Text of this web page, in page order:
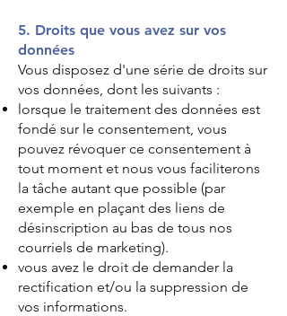
5. Droits que vous avez sur vos
données
Vous disposez d'une série de droits sur
vos données, dont les suivants :
lorsque le traitement des données est
fondé sur le consentement, vous
pouvez révoquer ce consentement à
tout moment et nous vous faciliterons
la tâche autant que possible (par
exemple en plaçant des liens de
désinscription au bas de tous nos
courriels de marketing).
vous avez le droit de demander la
rectification et/ou la suppression de
vos informations.